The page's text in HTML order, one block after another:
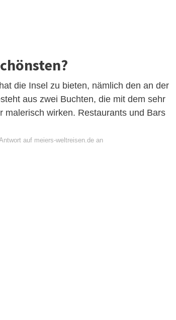
die Insel zu bieten, nämlich den an der
aus zwei Buchten, die mit dem sehr
wirken. Restaurants und Bars
auf meiers-weltreisen.de an